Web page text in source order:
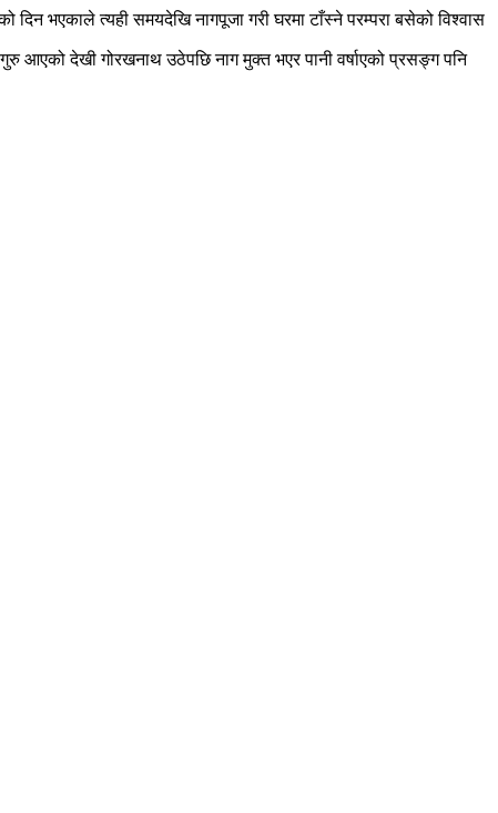
दिन भएकाले त्यही समयदेखि नागपूजा गरी घरमा टाँस्ने परम्परा बसेको विश्वास
आएको देखी गोरखनाथ उठेपछि नाग मुक्त भएर पानी वर्षाएको प्रसङ्ग पनि